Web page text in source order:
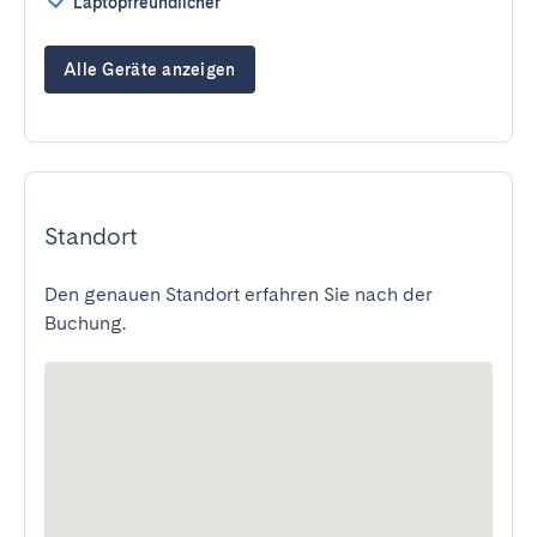
Alle Geräte anzeigen
Standort
Den genauen Standort erfahren Sie nach der
Buchung.